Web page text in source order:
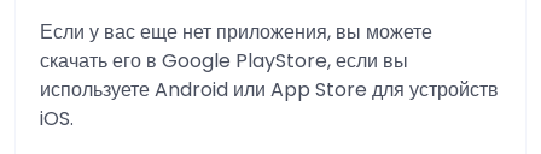
Если у вас еще нет приложения, вы можете
скачать его в Google PlayStore, если вы
используете Android или App Store для устройств
iOS.